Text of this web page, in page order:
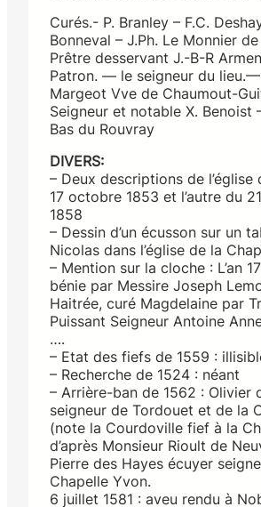
Curés.- P. Branley – F.C.
Bonneval – J.Ph. Le Monnier
Prêtre desservant J.-B-R
Patron. — le seigneur du lieu.—
Margeot Vve de Chaumout-
Seigneur et notable X. Benoist
Bas du Rouvray
DIVERS:
– Deux descriptions de l’église
17 octobre 1853 et l’autre du
1858
– Dessin d’un écusson sur un
Nicolas dans l’église de la
– Mention sur la cloche : L’an
bénie par Messire Joseph
Haitrée, curé Magdelaine par
Puissant Seigneur Antoine
….
– Etat des fiefs de 1559 :
– Recherche de 1524 : néant
– Arrière-ban de 1562 : Olivier
seigneur de Tordouet et de la
(note la Courdoville fief à la
d’après Monsieur Rioult de
Pierre des Hayes écuyer
Chapelle Yvon.
6 juillet 1581 : aveu rendu à